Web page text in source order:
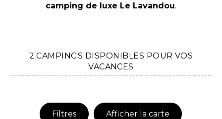
camping de luxe Le Lavandou.
2 CAMPINGS DISPONIBLES POUR VOS
VACANCES
Filtres Afficher la carte